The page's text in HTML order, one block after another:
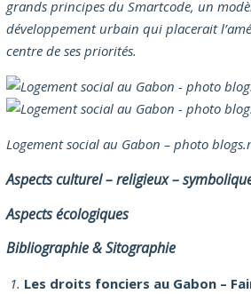
grands principes du Smartcode, un
développement urbain qui placerait
centre de ses priorités.
Logement social au Gabon – photo
Aspects culturel – religieux –
Aspects écologiques
Bibliographie & Sitographie
Les droits fonciers au Gabon –